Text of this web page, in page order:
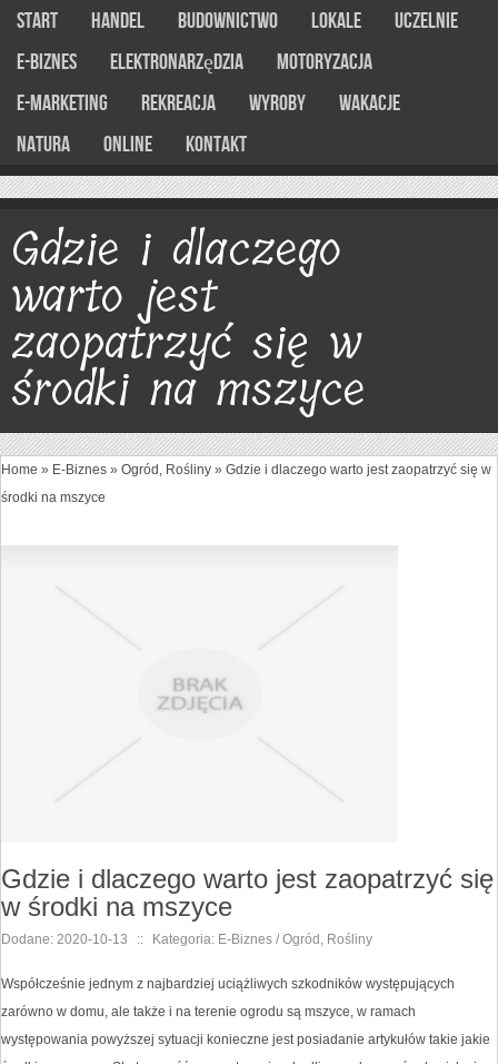
Start Handel Budownictwo Lokale
Uczelnie
E-Biznes
Elektronarzędzia
Motoryzacja
E-marketing
Rekreacja Wyroby
Wakacje
Natura
Online Kontakt
Gdzie i dlaczego
warto jest
zaopatrzyć się w
środki na mszyce
Home » E-Biznes » Ogród, Rośliny » Gdzie i dlaczego warto jest zaopatrzyć się w
środki na mszyce
Gdzie i dlaczego warto jest zaopatrzyć się
w środki na mszyce
Dodane: 2020-10-13 :: Kategoria: E-Biznes / Ogród, Rośliny
Współcześnie jednym z najbardziej uciążliwych szkodników występujących
zarówno w domu, ale także i na terenie ogrodu są mszyce, w ramach
występowania powyższej sytuacji konieczne jest posiadanie artykułów takie jakie